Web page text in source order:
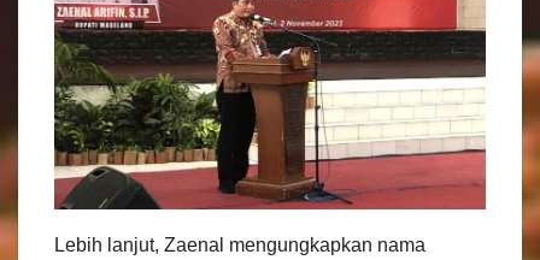
Lebih lanjut, Zaenal mengungkapkan nama